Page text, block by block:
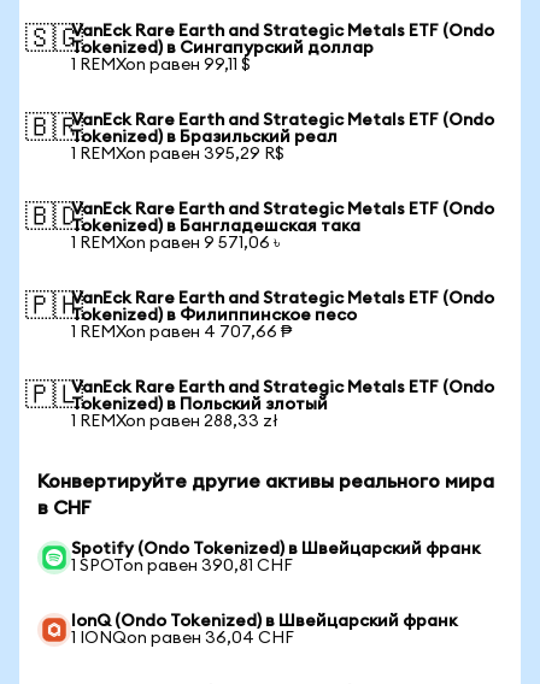
🇸🇬VanEck Rare Earth and Strategic Metals ETF (Ondo
Tokenized) в Сингапурский доллар
1 REMXon равен 99,11 $
🇧🇷VanEck Rare Earth and Strategic Metals ETF (Ondo
Tokenized) в Бразильский реал
1 REMXon равен 395,29 R$
🇧🇩VanEck Rare Earth and Strategic Metals ETF (Ondo
Tokenized) в Бангладешская така
1 REMXon равен 9 571,06 ৳
🇵🇭VanEck Rare Earth and Strategic Metals ETF (Ondo
Tokenized) в Филиппинское песо
1 REMXon равен 4 707,66 ₱
🇵🇱VanEck Rare Earth and Strategic Metals ETF (Ondo
Tokenized) в Польский злотый
1 REMXon равен 288,33 zł
Конвертируйте другие активы реального мира
в CHF
Spotify (Ondo Tokenized) в Швейцарский франк
1 SPOTon равен 390,81 CHF
IonQ (Ondo Tokenized) в Швейцарский франк
1 IONQon равен 36,04 CHF